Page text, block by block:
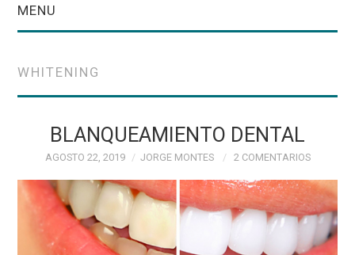
MENU
PROFESIONALES
CONTÁCTANOS
WHITENING
BLANQUEAMIENTO DENTAL
AGOSTO 22, 2019 JORGE MONTES 2 COMENTARIOS